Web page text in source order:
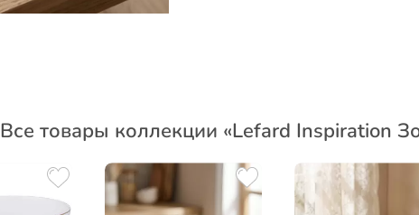
Все товары коллекции «Lefard Inspiration